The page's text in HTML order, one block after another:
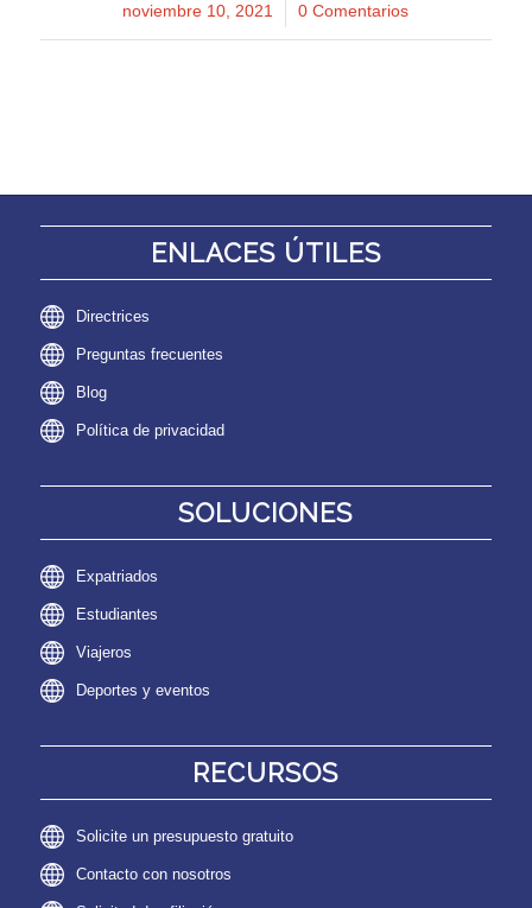
noviembre 10, 2021
/ 0 Comentarios
ENLACES ÚTILES
Directrices
Preguntas frecuentes
Blog
Política de privacidad
SOLUCIONES
Expatriados
Estudiantes
Viajeros
Deportes y eventos
RECURSOS
Solicite un presupuesto gratuito
Contacto con nosotros